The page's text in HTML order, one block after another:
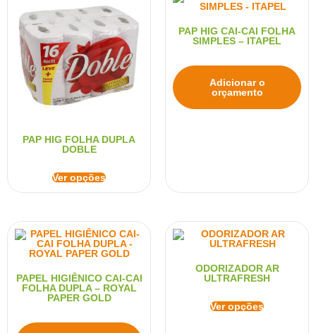
PAP HIG FOLHA DUPLA
DOBLE
Ver opções
PAP HIG CAI-CAI FOLHA
SIMPLES – ITAPEL
Adicionar o
orçamento
PAPEL HIGIÊNICO CAI-CAI
FOLHA DUPLA – ROYAL
PAPER GOLD
ODORIZADOR AR
ULTRAFRESH
Ver opções